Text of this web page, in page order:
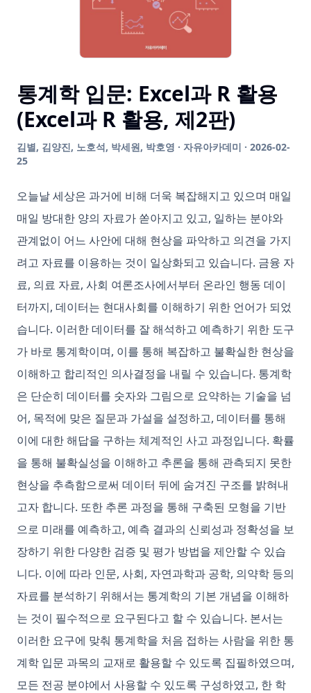
통계학 입문: Excel과 R 활용
(Excel과 R 활용, 제2판)
김별, 김양진, 노호석, 박세원, 박호영 · 자유아카데미 · 2026-02-
25
오늘날 세상은 과거에 비해 더욱 복잡해지고 있으며 매일
매일 방대한 양의 자료가 쏟아지고 있고, 일하는 분야와
관계없이 어느 사안에 대해 현상을 파악하고 의견을 가지
려고 자료를 이용하는 것이 일상화되고 있습니다. 금융 자
료, 의료 자료, 사회 여론조사에서부터 온라인 행동 데이
터까지, 데이터는 현대사회를 이해하기 위한 언어가 되었
습니다. 이러한 데이터를 잘 해석하고 예측하기 위한 도구
가 바로 통계학이며, 이를 통해 복잡하고 불확실한 현상을
이해하고 합리적인 의사결정을 내릴 수 있습니다. 통계학
은 단순히 데이터를 숫자와 그림으로 요약하는 기술을 넘
어, 목적에 맞은 질문과 가설을 설정하고, 데이터를 통해
이에 대한 해답을 구하는 체계적인 사고 과정입니다. 확률
을 통해 불확실성을 이해하고 추론을 통해 관측되지 못한
현상을 추측함으로써 데이터 뒤에 숨겨진 구조를 밝혀내
고자 합니다. 또한 추론 과정을 통해 구축된 모형을 기반
으로 미래를 예측하고, 예측 결과의 신뢰성과 정확성을 보
장하기 위한 다양한 검증 및 평가 방법을 제안할 수 있습
니다. 이에 따라 인문, 사회, 자연과학과 공학, 의약학 등의
자료를 분석하기 위해서는 통계학의 기본 개념을 이해하
는 것이 필수적으로 요구된다고 할 수 있습니다. 본서는
이러한 요구에 맞춰 통계학을 처음 접하는 사람을 위한 통
계학 입문 과목의 교재로 활용할 수 있도록 집필하였으며,
모든 전공 분야에서 사용할 수 있도록 구성하였고, 한 학